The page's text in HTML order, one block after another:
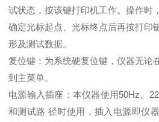
试状态，按该键打印机工作。操作时
确定光标起点、光标终点后再按打印
形及测试数据。
复位键：为系统硬复位键，仪器无论
到主菜单。
电源输入插座：本仪器使用50Hz、
和测试路 径时使用，插入电源即仪